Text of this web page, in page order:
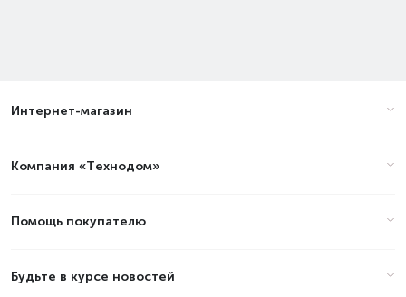
Интернет-магазин
Компания «Технодом»
Помощь покупателю
Будьте в курсе новостей